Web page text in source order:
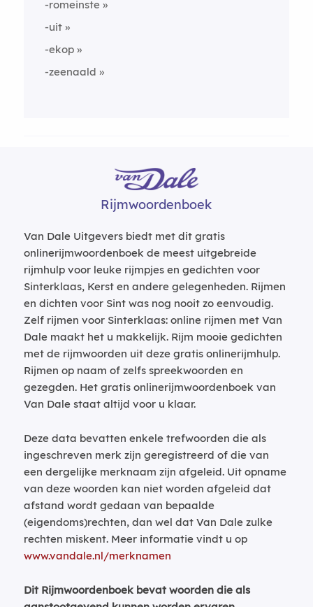
-romeinste
-uit
-ekop
-zeenaald
Rijmwoordenboek
Van Dale Uitgevers biedt met dit gratis
onlinerijmwoordenboek de meest uitgebreide
rijmhulp voor leuke rijmpjes en gedichten voor
Sinterklaas, Kerst en andere gelegenheden. Rijmen
en dichten voor Sint was nog nooit zo eenvoudig.
Zelf rijmen voor Sinterklaas: online rijmen met Van
Dale maakt het u makkelijk. Rijm mooie gedichten
met de rijmwoorden uit deze gratis onlinerijmhulp.
Rijmen op naam of zelfs spreekwoorden en
gezegden. Het gratis onlinerijmwoordenboek van
Van Dale staat altijd voor u klaar.
Deze data bevatten enkele trefwoorden die als
ingeschreven merk zijn geregistreerd of die van
een dergelijke merknaam zijn afgeleid. Uit opname
van deze woorden kan niet worden afgeleid dat
afstand wordt gedaan van bepaalde
(eigendoms)rechten, dan wel dat Van Dale zulke
rechten miskent. Meer informatie vindt u op
www.vandale.nl/merknamen
Dit Rijmwoordenboek bevat woorden die als